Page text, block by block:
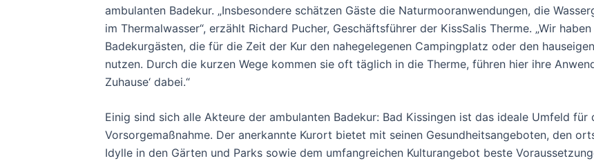
ambulanten Badekur. „Insbesondere schätzen Gäste die Naturmooranwendungen, die
im Thermalwasser“, erzählt Richard Pucher, Geschäftsführer der KissSalis Therme. „Wir
Badekurgästen, die für die Zeit der Kur den nahegelegenen Campingplatz oder den
nutzen. Durch die kurzen Wege kommen sie oft täglich in die Therme, führen hier ihre
Zuhause‘ dabei.“
Einig sind sich alle Akteure der ambulanten Badekur: Bad Kissingen ist das ideale Umfeld für
Vorsorgemaßnahme. Der anerkannte Kurort bietet mit seinen Gesundheitsangeboten, den
Idylle in den Gärten und Parks sowie dem umfangreichen Kulturangebot beste